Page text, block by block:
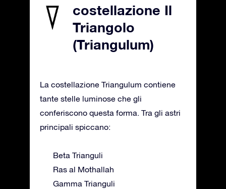
costellazione Il
Triangolo
(Triangulum)
La costellazione Triangulum contiene
tante stelle luminose che gli
conferiscono questa forma. Tra gli astri
principali spiccano:
Beta Trianguli
Ras al Mothallah
Gamma Trianguli